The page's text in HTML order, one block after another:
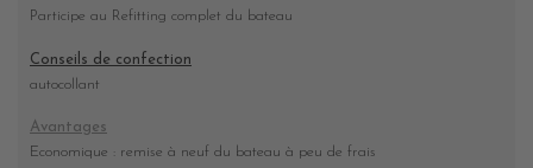
Participe au Refitting complet du bateau
Conseils de confection
autocollant
Avantages
Economique : remise à neuf du bateau à peu de frais